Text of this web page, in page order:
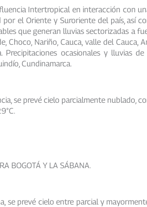
Intertropical en interacción con
por el Oriente y Suroriente del país, así
que generan lluvias sectorizadas a
Choco, Nariño, Cauca, valle del Cauca,
Precipitaciones ocasionales y lluvias
Cundinamarca.
se prevé cielo parcialmente nublado,
BOGOTÁ Y LA SÁBANA.
se prevé cielo entre parcial y